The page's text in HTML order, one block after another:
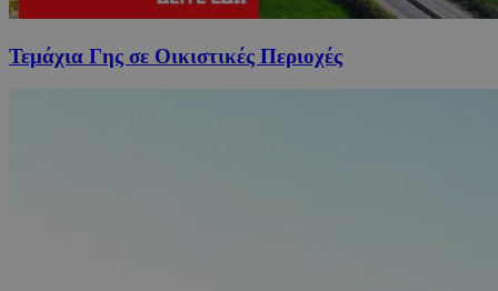
Τεμάχια Γης σε Οικιστικές Περιοχές